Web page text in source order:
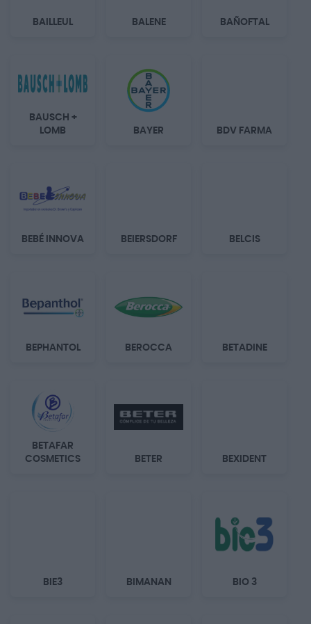
BAILLEUL BALENE BAÑOFTAL
BAUSCH +
LOMB
BAYER BDV FARMA
BEBÉ INNOVA BEIERSDORF BELCIS
BEPHANTOL BEROCCA BETADINE
BETAFAR
COSMETICS
BETER BEXIDENT
BIE3 BIMANAN BIO 3